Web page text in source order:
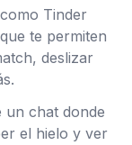
Tinder
te permiten
deslizar
un chat donde
el hielo y ver